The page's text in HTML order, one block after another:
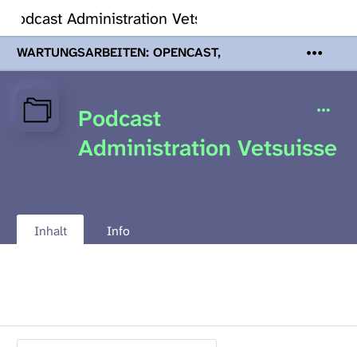
Podcast Administration Vetsuisse
WARTUNGSARBEITEN: OPENCAST,
PODCASTS & TOBIRA
Mi 19. August
Wartungsarbeiten an den Opencast-
Servern werden Ihnen Podcasts,
Opencast-Videos und Tobira nicht zur
Verfügung stehen. Kontakt:
Podcast
Administration Vetsuisse
Inhalt Info